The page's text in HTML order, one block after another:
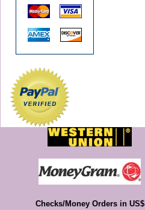
Checks/Money Orders in US$